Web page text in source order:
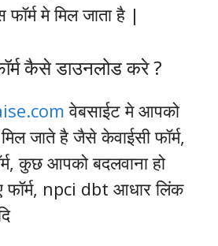
मे मिल जाता है |
कैसे डाउनलोड करे ?
वेबसाईट मे आपको
मिल जाते है जैसे केवाईसी फॉर्म,
कुछ आपको बदलवाना हो
npci dbt आधार लिंक